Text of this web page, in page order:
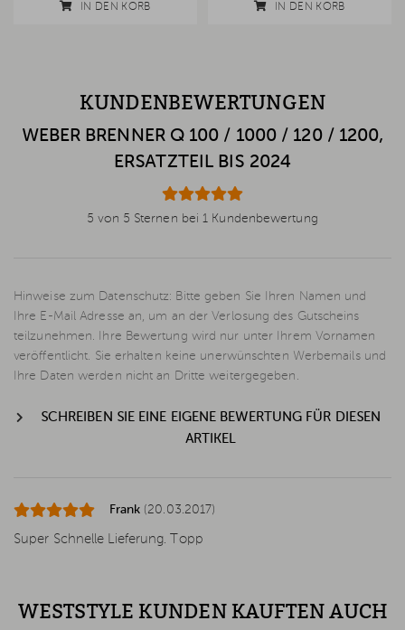
IN DEN KORB IN DEN KORB
KUNDENBEWERTUNGEN
WEBER BRENNER Q 100 / 1000 / 120 / 1200,
ERSATZTEIL BIS 2024
5 von 5 Sternen bei 1 Kundenbewertung
Hinweise zum Datenschutz: Bitte geben Sie Ihren Namen und
Ihre E-Mail Adresse an, um an der Verlosung des Gutscheins
teilzunehmen. Ihre Bewertung wird nur unter Ihrem Vornamen
veröffentlicht. Sie erhalten keine unerwünschten Werbemails und
Ihre Daten werden nicht an Dritte weitergegeben.
SCHREIBEN SIE EINE EIGENE BEWERTUNG FÜR DIESEN
ARTIKEL
Frank (20.03.2017)
Super Schnelle Lieferung. Topp
WESTSTYLE KUNDEN KAUFTEN AUCH